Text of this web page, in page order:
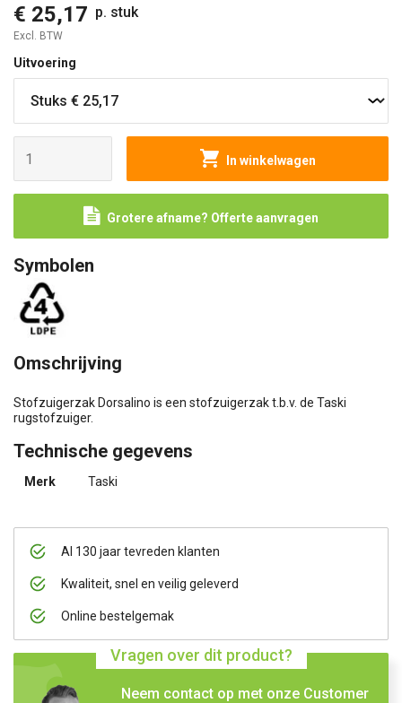
€ 25,17 p. stuk
Excl. BTW
Uitvoering
In winkelwagen
Grotere afname? Offerte aanvragen
Al 130 jaar tevreden klanten
Kwaliteit, snel en veilig geleverd
Online bestelgemak
Vragen over dit product?
Neem contact op met onze Customer
Symbolen
Omschrijving
Stofzuigerzak Dorsalino is een stofzuigerzak t.b.v. de Taski
rugstofzuiger.
Technische gegevens
Merk Taski